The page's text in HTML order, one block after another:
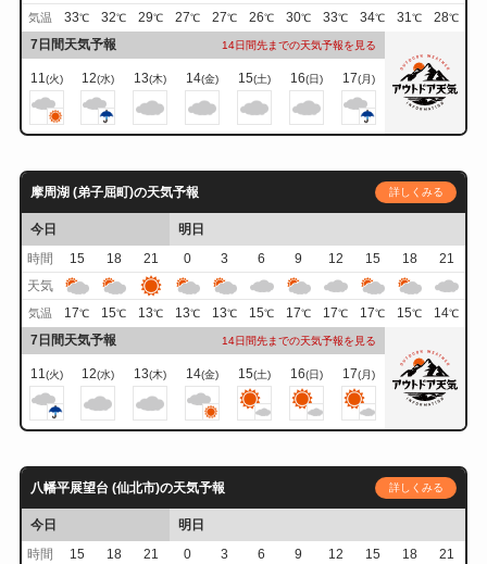
気温 33℃ 32℃ 29℃ 27℃ 27℃ 26℃ 30℃ 33℃ 34℃ 31℃ 28℃
7日間天気予報 14日間先までの天気予報を見る
11(火) 12(水) 13(木) 14(金) 15(土) 16(日) 17(月)
摩周湖 (弟子屈町)の天気予報 詳しくみる
今日
明日
時間
15 18 21 0 3 6 9 12 15 18
21
天気
気温 17℃ 15℃ 13℃ 13℃ 13℃ 15℃ 17℃ 17℃ 17℃ 15℃ 14℃
7日間天気予報 14日間先までの天気予報を見る
11(火) 12(水) 13(木) 14(金) 15(土) 16(日) 17(月)
八幡平展望台 (仙北市)の天気予報 詳しくみる
今日
明日
時間
15 18 21 0 3 6 9 12 15 18
21